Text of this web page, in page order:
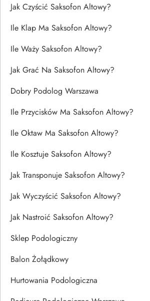
Jak Czyścić Saksofon Altowy?
Ile Klap Ma Saksofon Altowy?
Ile Waży Saksofon Altowy?
Jak Grać Na Saksofon Altowy?
Dobry Podolog Warszawa
Ile Przycisków Ma Saksofon Altowy?
Ile Oktaw Ma Saksofon Altowy?
Ile Kosztuje Saksofon Altowy?
Jak Transponuje Saksofon Altowy?
Jak Wyczyścić Saksofon Altowy?
Jak Nastroić Saksofon Altowy?
Sklep Podologiczny
Balon Żołądkowy
Hurtowania Podologiczna